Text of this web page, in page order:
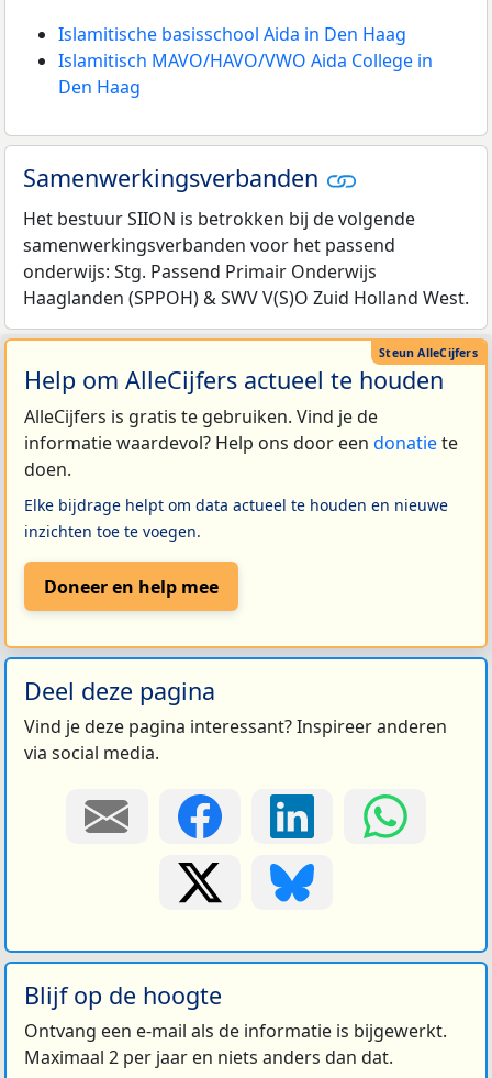
Islamitische basisschool Aida in Den Haag
Islamitisch MAVO/HAVO/VWO Aida College in
Den Haag
Samenwerkingsverbanden
Het bestuur SIION is betrokken bij de volgende
samenwerkingsverbanden voor het passend
onderwijs: Stg. Passend Primair Onderwijs
Haaglanden (SPPOH) & SWV V(S)O Zuid Holland West.
Help om AlleCijfers actueel te houden
AlleCijfers is gratis te gebruiken. Vind je de
informatie waardevol? Help ons door een donatiete
doen.
Elke bijdrage helpt om data actueel te houden en nieuwe
inzichten toe te voegen.
Doneer en help mee
Deel deze pagina
Vind je deze pagina interessant? Inspireer anderen
via social media.
Blijf op de hoogte
Ontvang een e-mail als de informatie is bijgewerkt.
Maximaal 2 per jaar en niets anders dan dat.